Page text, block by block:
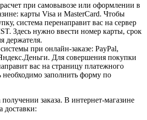
при самовывозе или оформлении в
карты Visa и MasterCard. Чтобы
система перенаправит вас на сервер
Здесь нужно ввести номер карты, срок
держателя.
при онлайн-заказе: PayPal,
Для совершения покупки
вас на страницу платежного
необходимо заполнить форму по
заказа. В интернет-магазине
доставки: